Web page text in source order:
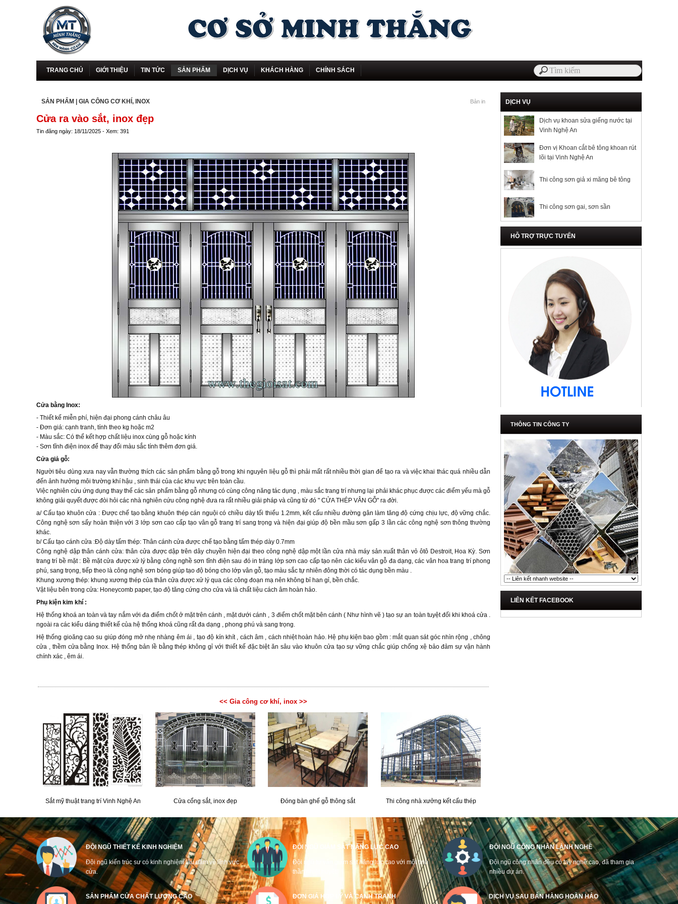
TRANG CHỦ GIỚI THIỆU TIN TỨC SẢN PHẨM DỊCH VỤ KHÁCH HÀNG CHÍNH SÁCH
SẢN PHẨM GIA CÔNG CƠ KHÍ, INOX Bản in
Cửa ra vào sắt, inox đẹp
Tin đăng ngày: 18/11/2025 - Xem: 391
Cửa bằng Inox:
- Thiết kế miễn phí, hiện đại phong cánh châu âu
- Đơn giá: cạnh tranh, tính theo kg hoặc m2
- Màu sắc: Có thể kết hợp chất liệu inox cùng gỗ hoặc kính
- Sơn tĩnh điện inox để thay đổi màu sắc tính thêm đơn giá.
Cửa giả gỗ:
Người tiêu dùng xưa nay vẫn thường thích các sản phẩm bằng gỗ trong khi nguyên liệu gỗ thì phải mất rất nhiều thời gian để tạo ra và việc khai thác quá nhiều dẫn
đến ảnh hưởng môi trường khí hậu , sinh thái của các khu vực trên toàn cầu.
Việc nghiên cứu ứng dụng thay thế các sản phẩm bằng gỗ nhưng có cùng công năng tác dụng , màu sắc trang trí nhưng lại phải khác phục được các điểm yếu mà gỗ
không giải quyết được đòi hỏi các nhà nghiên cứu công nghệ đưa ra rất nhiều giải pháp và cũng từ đó " CỬA THÉP VÂN GỖ" ra đời.
a/ Cấu tạo khuôn cửa : Được chế tạo bằng khuôn thép cán nguội có chiều dày tối thiểu 1.2mm, kết cấu nhiều đường gân làm tăng độ cứng chịu lực, độ vững chắc.
Công nghệ sơn sấy hoàn thiện với 3 lớp sơn cao cấp tạo vân gỗ trang trí sang trọng và hiện đại giúp độ bền mầu sơn gấp 3 lần các công nghệ sơn thông thường
khác.
b/ Cấu tạo cánh cửa :Độ dày tấm thép: Thân cánh cửa được chế tạo bằng tấm thép dày 0.7mm
Công nghệ dập thân cánh cửa: thân cửa được dập trên dây chuyền hiện đại theo công nghệ dập một lần cửa nhà máy sản xuất thân vỏ ôtô Destroit, Hoa Kỳ. Sơn
trang trí bề mặt : Bề mặt cửa được xử lý bằng công nghề sơn tĩnh điện sau đó in tráng lớp sơn cao cấp tạo nên các kiểu vân gỗ đa dạng, các vân hoa trang trí phong
phú, sang trọng, tiếp theo là công nghệ sơn bóng giúp tạo độ bóng cho lớp vân gỗ, tạo màu sắc tự nhiên đông thời có tác dụng bền màu .
Khung xương thép: khung xương thép của thân cửa được xử lý qua các công đoạn mạ nên không bỉ han gỉ, bền chắc.
Vật liệu bên trong cửa: Honeycomb paper, tạo độ tăng cứng cho cửa và là chất liệu cách âm hoàn hảo.
Phụ kiện kim khí :
Hệ thống khoá an toàn và tay nắm với đa điểm chốt ở mặt trên cánh , mặt dưới cánh , 3 điểm chốt mặt bên cánh ( Như hình vẽ ) tạo sự an toàn tuyệt đối khi khoá cửa .
ngoài ra các kiểu dáng thiết kế của hệ thống khoá cũng rất đa dạng , phong phú và sang trọng.
Hệ thống gioăng cao su giúp đóng mở nhẹ nhàng êm ái , tạo độ kín khít , cách âm , cách nhiệt hoàn hảo. Hệ phụ kiện bao gồm : mắt quan sát góc nhìn rộng , chông
cửa , thềm cửa bằng Inox. Hệ thống bản lề bằng thép không gỉ với thiết kế đặc biệt ăn sâu vào khuôn cửa tạo sự vững chắc giúp chống xệ bảo đảm sự vận hành
chính xác , êm ái.
<< Gia công cơ khí, inox >>
Sắt mỹ thuật trang trí Vinh Nghệ An Cửa cổng sắt, inox đẹp Đóng bàn ghế gỗ thông sắt Thi công nhà xưởng kết cấu thép
DỊCH VỤ
Dịch vụ khoan sửa giếng nước tại
Vinh Nghệ An
Đơn vị Khoan cắt bê tông khoan rút
lõi tại Vinh Nghệ An
Thi công sơn giả xi măng bê tông
Thi công sơn gai, sơn sần
HỖ TRỢ TRỰC TUYẾN
THÔNG TIN CÔNG TY
LIÊN KẾT FACEBOOK
ĐỘI NGŨ THIẾT KẾ KINH NGHIỆM
Đội ngũ kiến trúc sư có kinh nghiệm lâu năm về lĩnh vực
cửa.
ĐỘI NGŨ GIÁM SÁT NĂNG LỰC CAO
Đội ngũ tư vấn giám sát năng lực cao với một tinh
thần nhiệt huyết.
ĐỘI NGŨ CÔNG NHÂN LÀNH NGHỀ
Đội ngũ công nhân đều có tay nghề cao, đã tham gia
nhiều dự án.
SẢN PHẨM CỬA CHẤT LƯỢNG CAO ĐƠN GIÁ HỢP LÝ VÀ CẠNH TRANH DỊCH VỤ SAU BÁN HÀNG HOÀN HẢO